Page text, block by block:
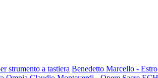
strumento a tastiera Benedetto Marcello -